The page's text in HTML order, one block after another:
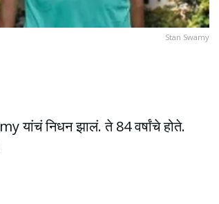
Stan Swamy
यांचं निधन झालं. ते 84 वर्षांचे होते.